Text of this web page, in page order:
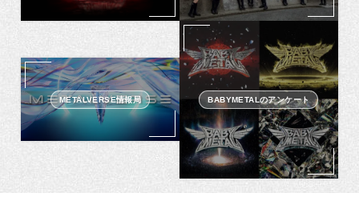
METALVERSE情報局 BABYMETALのアンケート